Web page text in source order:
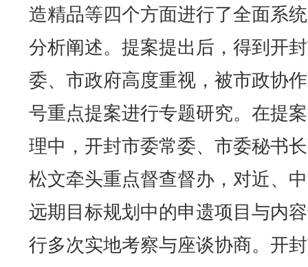
造精品等四个方面进行了全面系
分析阐述。提案提出后，得到开
委、市政府高度重视，被市政协
号重点提案进行专题研究。在提
理中，开封市委常委、市委秘书
松文牵头重点督查督办，对近、
远期目标规划中的申遗项目与内
行多次实地考察与座谈协商。开